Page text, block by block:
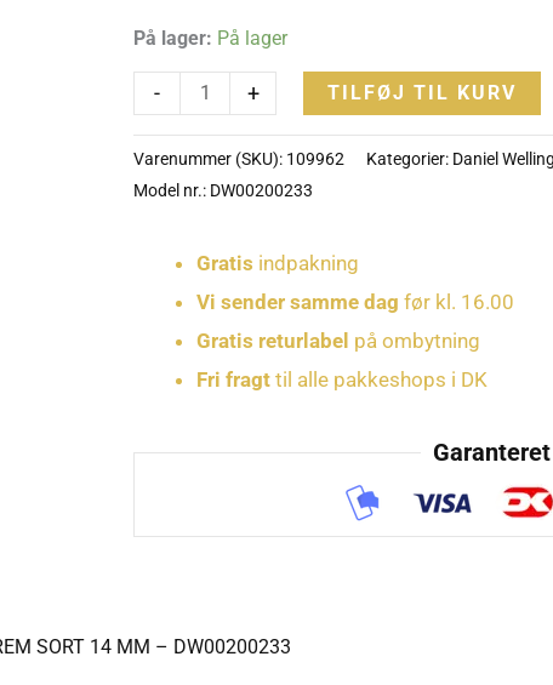
På lager: På lager
- + TILFØJ TIL KURV
Varenummer (SKU): 109962 Kategorier: Daniel
Model nr.: DW00200233
Gratis indpakning
Vi sender samme dag før kl. 16.00
Gratis returlabel på ombytning
Fri fragttil alle pakkeshops i DK
SORT 14 MM – DW00200233